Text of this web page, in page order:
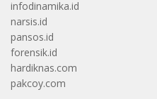
infodinamika.id
narsis.id
pansos.id
forensik.id
hardiknas.com
pakcoy.com